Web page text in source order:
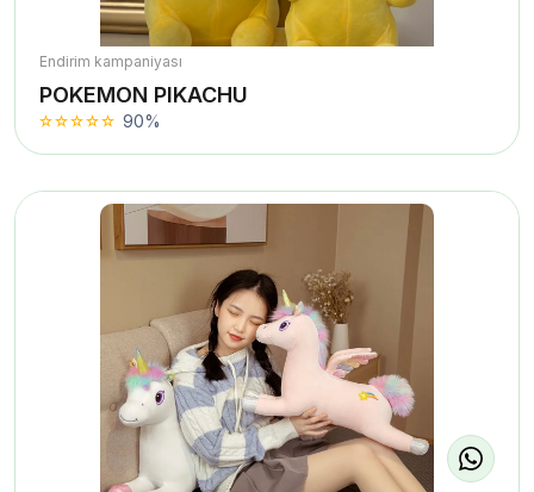
Endirim kampaniyası
POKEMON PIKACHU
90%